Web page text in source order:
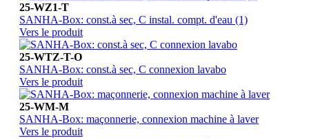
25-WZ1-T
SANHA-Box: const.à sec, C instal. compt. d'eau (1)
Vers le produit
25-WTZ-T-O
SANHA-Box: const.à sec, C connexion lavabo
Vers le produit
25-WM-M
SANHA-Box: maçonnerie, connexion machine à laver
Vers le produit